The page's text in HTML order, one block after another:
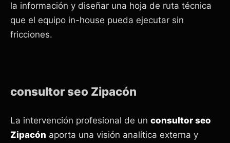
la información y diseñar una hoja de ruta técnica
que el equipo in-house pueda ejecutar sin
fricciones.
consultor seo Zipacón
La intervención profesional de un consultor seo
Zipacón aporta una visión analítica externa y